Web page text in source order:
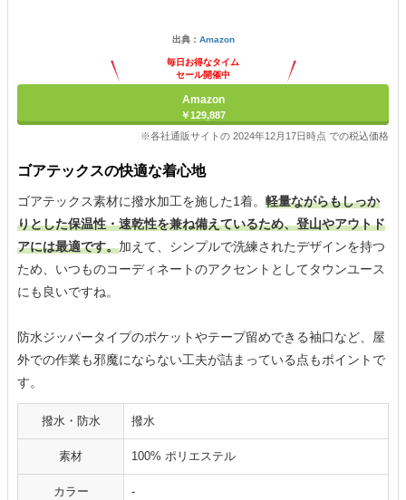
出典： Amazon
毎日お得なタイム
セール開催中
Amazon
￥129,887
※各社通販サイトの 2024年12月17日時点 での税込価格
ゴアテックスの快適な着心地
ゴアテックス素材に撥水加工を施した1着。 軽量ながらもしっか
りとした保温性・速乾性を兼ね備えているため、登山やアウトド
アには最適です。加えて、シンプルで洗練されたデザインを持つ
ため、いつものコーディネートのアクセントとしてタウンユース
にも良いですね。
防水ジッパータイプのポケットやテープ留めできる袖口など、屋
外での作業も邪魔にならない工夫が詰まっている点もポイントで
す。
撥水・防水 撥水
素材 100% ポリエステル
カラー -